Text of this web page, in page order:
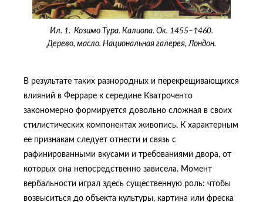
Ил. 1. Козимо Тура. Калиопа. Ок. 1455–1460.
Дерево, масло. Национальная галерея, Лондон.
В результате таких разнородных и перекрещивающихся
влияний в Ферраре к середине Кватроченто
закономерно формируется довольно сложная в своих
стилистических компонентах живопись. К характерным
ее признакам следует отнести и связь с
рафинированными вкусами и требованиями двора, от
которых она непосредственно зависела. Момент
вербальности играл здесь существенную роль: чтобы
возвыситься до объекта культуры, картина или фреска